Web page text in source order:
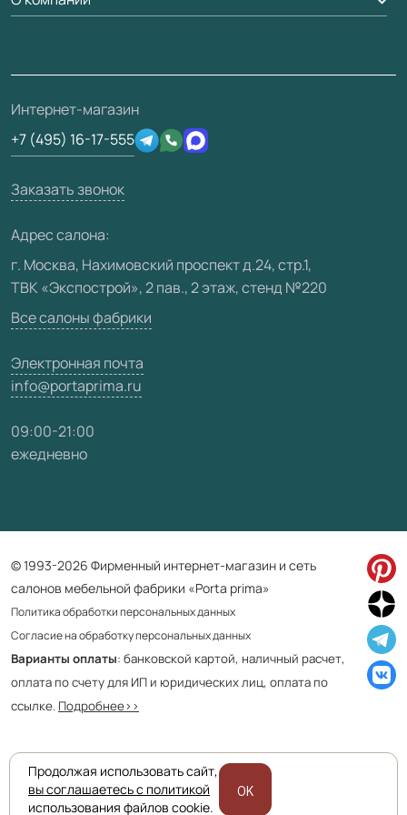
Вопрос-ответ
Отзывы клиентов
Техническая информация
Юридическая информация
Скачать материалы
3D-модели
О фабрике
Сертификаты
Производство
Вакансии
Видео
Карта сайта
Интернет-магазин
+7 (495) 16-17-555
Заказать звонок
Адрес салона:
г. Москва, Нахимовский проспект д.24, стр.1,
ТВК «Экспострой», 2 пав., 2 этаж, стенд №220
Все салоны фабрики
Электронная почта
info@portaprima.ru
09:00-21:00
ежедневно
© 1993-2026 Фирменный интернет-магазин и сеть
салонов мебельной фабрики «Porta prima»
Политика обработки персональных данных
Согласие на обработку персональных данных
Варианты оплаты: банковской картой, наличный расчет,
оплата по счету для ИП и юридических лиц, оплата по
ссылке. Подробнее>>
Приведенная на сайте информация не является публичной офертой
и носит информационно ознакомительный характер.
Продолжая использовать сайт,
вы соглашаетесь с политикой
использования файлов cookie.
OK